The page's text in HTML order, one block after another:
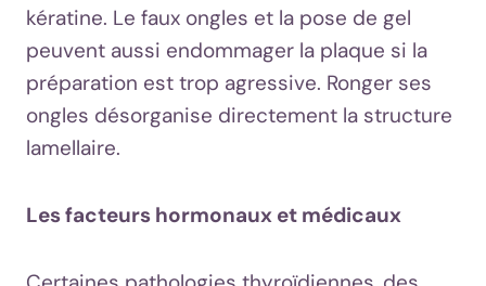
kératine. Le faux ongles et la pose de gel
peuvent aussi endommager la plaque si la
préparation est trop agressive. Ronger ses
ongles désorganise directement la structure
lamellaire.
Les facteurs hormonaux et médicaux